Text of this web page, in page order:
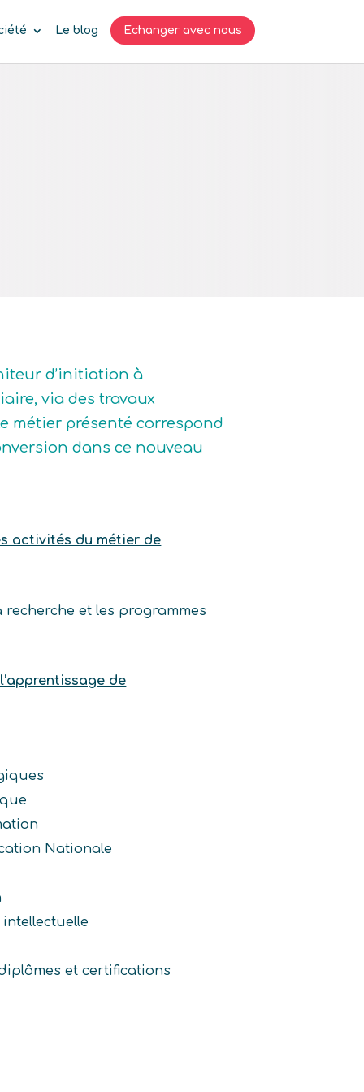
Le blog Echanger avec nous
d’initiation à
via des travaux
métier présenté correspond
dans ce nouveau
activités du métier de
et les programmes
de
Nationale
et certifications